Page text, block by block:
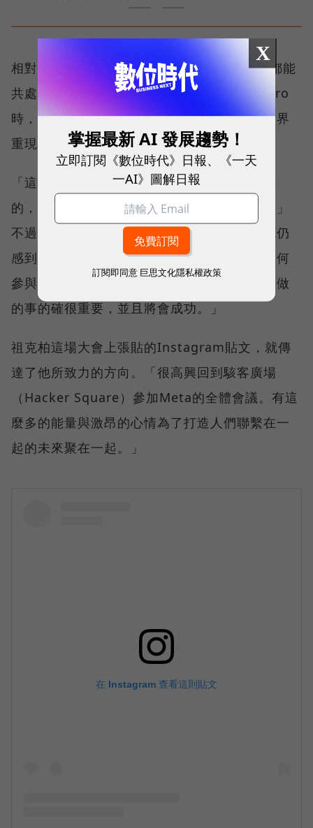
相對地，Meta想要打造一個世界各地的用戶都能
共處的虛擬空間，先前發表高階設備Quest Pro
時，也大力強調虛擬會議功能，如何在虛擬世界
重現眼神、肢體動作等現實裡的互動資訊。
「這是一種對運算的未來願景，但不是我想要
的，我們與蘋果在這個議題上存在哲學差異。」
不過，祖克柏對於多一位玩家進入AR/VR領域仍
感到興奮，「看著他們推出的新產品，以及如何
參與競爭，都讓我更加振奮、更樂觀看待我們做
的事的確很重要，並且將會成功。」
祖克柏這場大會上張貼的Instagram貼文，就傳
達了他所致力的方向。「很高興回到駭客廣場
（Hacker Square）參加Meta的全體會議。有這
麼多的能量與激昂的心情為了打造人們聯繫在一
起的未來聚在一起。」
X
掌握最新 AI 發展趨勢！
立即訂閱《數位時代》日報、《一天
一AI》圖解日報
訂閱即同意 巨思文化隱私權政策